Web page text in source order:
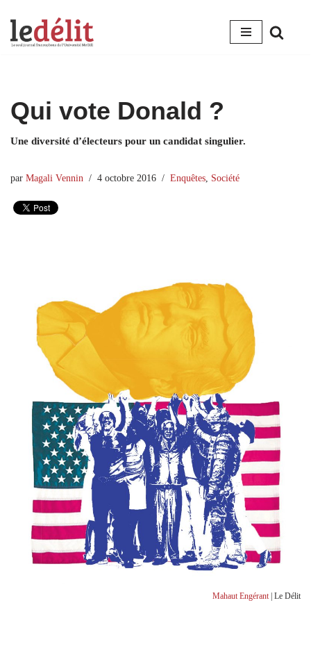
Aller
Qui vote Donald ?
Une diversité d’électeurs pour un candidat singulier.
par Magali Vennin 4 octobre 2016 Enquêtes Société
Mahaut Engérant | Le Délit